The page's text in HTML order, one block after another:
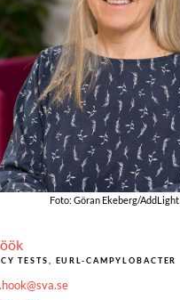
TESTS, EURL-CAMPYLOBACTER
Foto: Göran Ekeberg/AddLight